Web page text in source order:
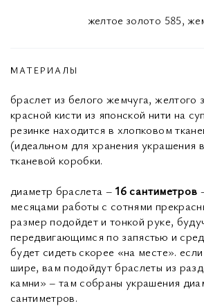
желтое золото 585,
МАТЕРИАЛЫ
браслет из белого жемчуга, желтого
красной кисти из японской нити на
резинке находится в хлопковом
(идеальном для хранения украшения
тканевой коробки.
диаметр браслета – 16 сантиметров
месяцами работы с сотнями
размер подойдет и тонкой руке,
передвигающимся по запястью и
будет сидеть скорее «на месте».
шире, вам подойдут браслеты из
камни» – там собраны украшения
сантиметров.